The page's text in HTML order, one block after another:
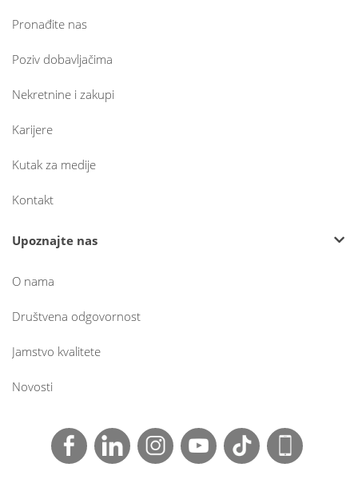
Pronađite nas
Poziv dobavljačima
Nekretnine i zakupi
Karijere
Kutak za medije
Kontakt
Upoznajte nas
O nama
Društvena odgovornost
Jamstvo kvalitete
Novosti